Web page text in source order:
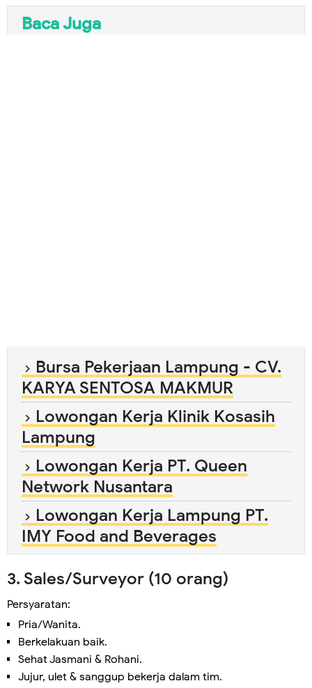
Baca Juga
Bursa Pekerjaan Lampung - CV.
KARYA SENTOSA MAKMUR
Lowongan Kerja Klinik Kosasih
Lampung
Lowongan Kerja PT. Queen
Network Nusantara
Lowongan Kerja Lampung PT.
IMY Food and Beverages
3. Sales/Surveyor (10 orang)
Persyaratan:
Pria/Wanita.
Berkelakuan baik.
Sehat Jasmani & Rohani.
Jujur, ulet & sanggup bekerja dalam tim.